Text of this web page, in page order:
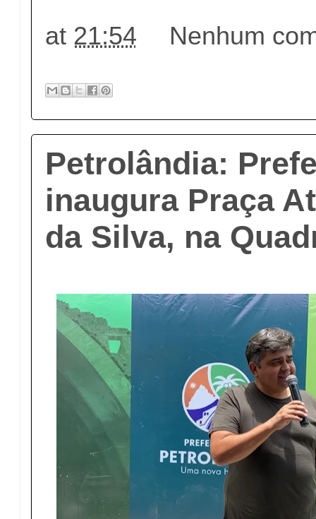
at 21:54 Nenhum
Petrolândia:
inaugura Praça
da Silva, na